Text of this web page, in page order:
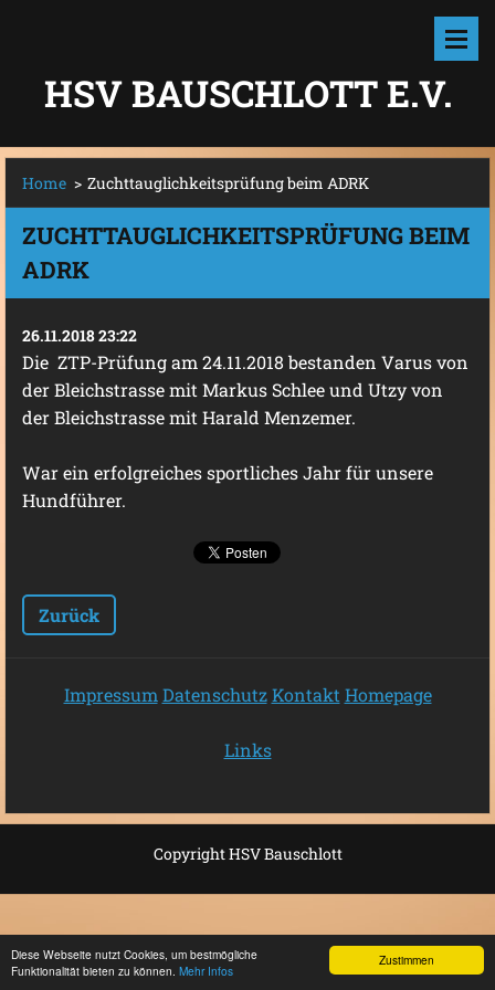
Zustimmen
Diese Webseite nutzt Cookies, um bestmögliche
Funktionalität bieten zu können. Mehr Infos
HSV BAUSCHLOTT E.V.
Home > Zuchttauglichkeitsprüfung beim ADRK
ZUCHTTAUGLICHKEITSPRÜFUNG BEIM
ADRK
26.11.2018 23:22
Die ZTP-Prüfung am 24.11.2018 bestanden Varus von
der Bleichstrasse mit Markus Schlee und Utzy von
der Bleichstrasse mit Harald Menzemer.
War ein erfolgreiches sportliches Jahr für unsere
Hundführer.
Zurück
Impressum Datenschutz Kontakt Homepage
Links
Copyright HSV Bauschlott